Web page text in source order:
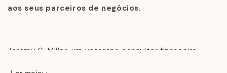
aos seus parceiros de negócios.
Jeremy C. Miller, um veterano consultor financeiro,